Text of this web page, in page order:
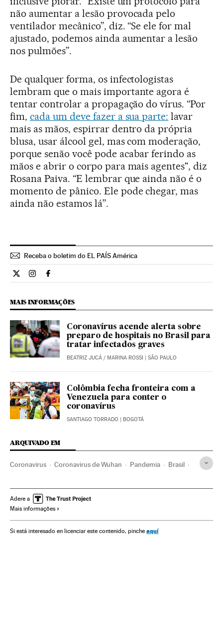
não aumentar a lesão provocada pelo
ventilador mecânico”, diz. “Se ele for mal
ajustado, podemos ainda aumentar a lesão
nos pulmões”.
De qualquer forma, os infectologistas
lembram que o mais importante agora é
tentar controlar a propagação do vírus. “Por
fim, cada um deve fazer a sua parte: lavar
mais as mãos, espirrar dentro da própria
blusa, usar álcool gel, mas com moderação,
porque senão você pode acabar ferindo as
mãos e abrir o corpo para mais agentes", diz
Rosana Paiva. “E lembrar que ainda não é o
momento de pânico. Ele pode chegar, mas
ainda não estamos lá”.
Receba o boletim do EL PAÍS América
Ciencia El País Brasil en Twitter
Ciencia El País Brasil en Instagram
Ciencia El País Brasil en Facebook
MAIS INFORMAÇÕES
Coronavírus acende alerta sobre
preparo de hospitais no Brasil para
tratar infectados graves
BEATRIZ JUCÁ / MARINA ROSSI | SÃO PAULO
Colômbia fecha fronteira com a
Venezuela para conter o
coronavírus
SANTIAGO TORRADO | BOGOTÁ
ARQUIVADO EM
Coronavirus Coronavirus de Wuhan Pandemia Brasil
Doenças respiratórias Saúde
Ministério Saúde
Adere a
Mais informações
Si está interesado en licenciar este contenido, pinche aquí